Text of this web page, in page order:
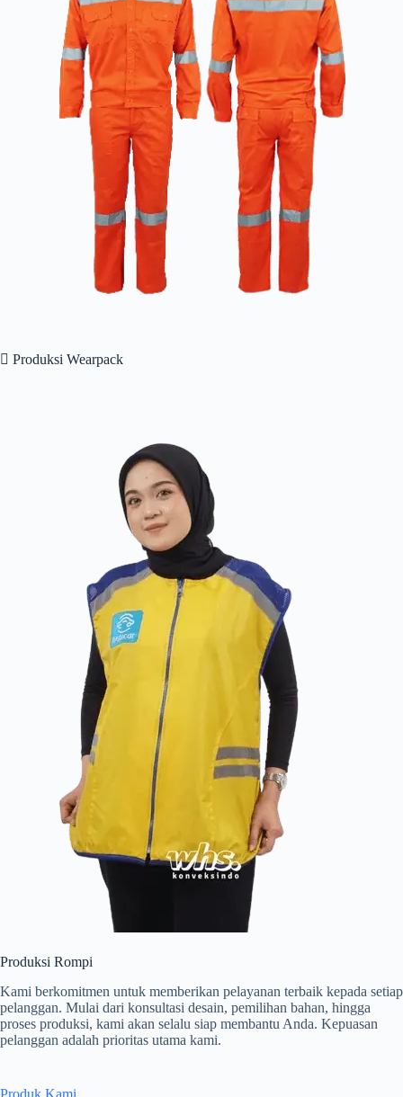
 Produksi Wearpack
Produksi Rompi
Kami berkomitmen untuk memberikan pelayanan terbaik kepada setiap
pelanggan. Mulai dari konsultasi desain, pemilihan bahan, hingga
proses produksi, kami akan selalu siap membantu Anda. Kepuasan
pelanggan adalah prioritas utama kami.
Produk Kami